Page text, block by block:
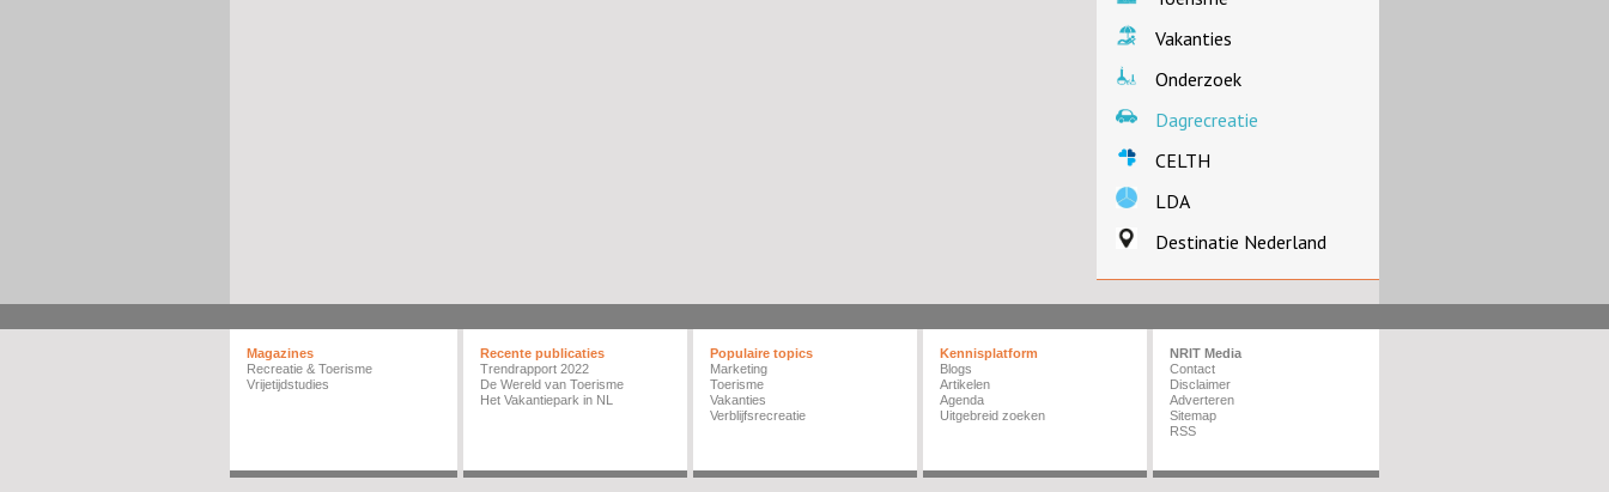
Vakanties
Onderzoek
Dagrecreatie
CELTH
LDA
Destinatie Nederland
Magazines
Recreatie & Toerisme
Vrijetijdstudies
Recente publicaties
Trendrapport 2022
De Wereld van Toerisme
Het Vakantiepark in NL
Populaire topics
Marketing
Toerisme
Vakanties
Verblijfsrecreatie
Kennisplatform
Blogs
Artikelen
Agenda
Uitgebreid zoeken
NRIT Media
Contact
Disclaimer
Adverteren
Sitemap
RSS